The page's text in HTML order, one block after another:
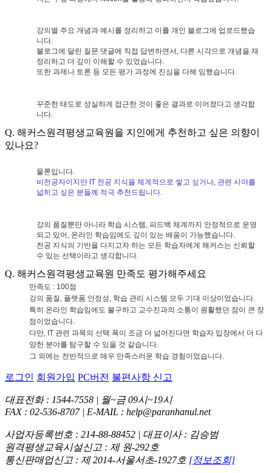
강의별 주요 개념과 예시를 정리하고 이를 개인 블로그에 업로드했습
니다.
블로그에 달린 질문 댓글에 직접 답변하면서 , 다른 시각으로 개념을 재
정리하고 더 깊이 이해할 수 있었습니다.
또한 과제나 토론 등 모든 평가 과정에 진심을 다해 임했습니다.
꾸준한 태도로 성실하게 접근한 것이 좋은 결과로 이어졌다고 생각합
니다.
Q. 해커스원격평생교육원을 지인에게 추천하고 싶은 의향이
있나요?
물론입니다.
비전공자이지만IT 전공 지식을 체계적으로 쌓고 싶거나, 관련 시야를
넓히고 싶은 분들께 적극 추천드립니다.
강의 품질뿐만 아니라 학습 시스템 피드백 체계까지 안정적으로 운영
되고 있어 온라인 학습임에도 깊이 있는 배움이 가능했습니다.
전공 지식의 기반을 다지고자 하는 모든 학습자에게 해커스는 신뢰할
수 있는 선택이라고 생각합니다.
Q. 해커스원격평생교육원 만족도 평가해주세요
만족도 : 100점
강의 품질 , 플랫폼 안정성, 학습 관리 시스템 모두 기대 이상이었습니다.
특히 온라인 학습임에도 불구하고 교수진과의 소통이 원활했던 점이 큰 장
점이었습니다.
다만, IT 관련 과목의 선택 폭이 조금 더 넓어진다면 학습자 입장에서 더 다
양한 분야를 탐구할 수 있을 것 같습니다.
그 외에는 전반적으로 매우 만족스러운 학습 경험이었습니다.
로그인 회원가입 PC버전 불편사항 신고
대표전화 : 1544-7558 | 월~금 09시~19시
FAX : 02-536-8707 | E-MAIL : help@paranhanul.net
사업자등록번호 : 214-88-88452 | 대표이사 : 김승범
원격평생교육시설신고 : 제 원-292호
통신판매업신고 : 제 2014-서울서초-1927호 [정보조회]